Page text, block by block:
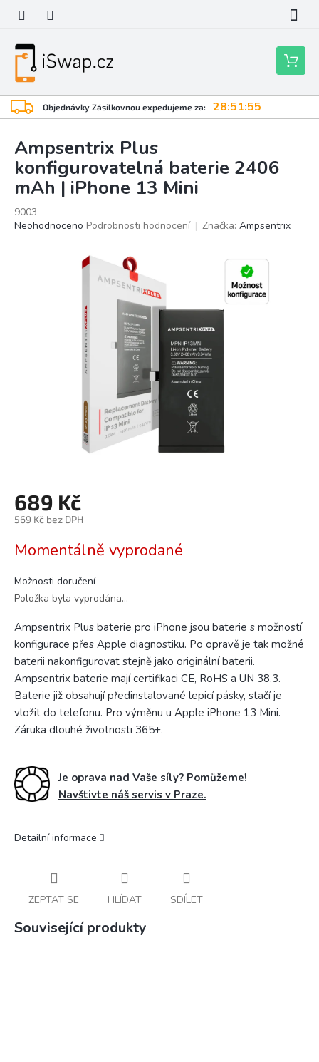
obsah
Objednávky Zásilkovnou expedujeme za: 28:51:54
Nákupní
košík
Ampsentrix Plus
konfigurovatelná baterie 2406
mAh | iPhone 13 Mini
9003
Průměrné
Neohodnoceno Podrobnosti hodnocení Značka: Ampsentrix
689 Kč
569 Kč bez DPH
cena:
Momentálně vyprodané
Možnosti doručení
Položka byla vyprodána…
Ampsentrix Plus baterie pro iPhone jsou baterie s možností
konfigurace přes Apple diagnostiku. Po opravě je tak možné
baterii nakonfigurovat stejně jako originální baterii.
Ampsentrix baterie mají certifikaci CE, RoHS a UN 38.3.
Baterie již obsahují předinstalované lepicí pásky, stačí je
vložit do telefonu. Pro výměnu u Apple iPhone 13 Mini.
Záruka dlouhé životnosti 365+.
Je oprava nad Vaše síly? Pomůžeme!
Navštivte náš servis v Praze.
Detailní informace
ZEPTAT SE HLÍDAT SDÍLET
Související produkty